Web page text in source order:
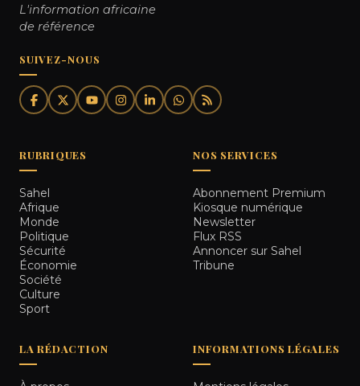
L'information africaine
de référence
SUIVEZ-NOUS
RUBRIQUES
Sahel
Afrique
Monde
Politique
Sécurité
Économie
Société
Culture
Sport
NOS SERVICES
Abonnement Premium
Kiosque numérique
Newsletter
Flux RSS
Annoncer sur Sahel
Tribune
LA RÉDACTION INFORMATIONS LÉGALES